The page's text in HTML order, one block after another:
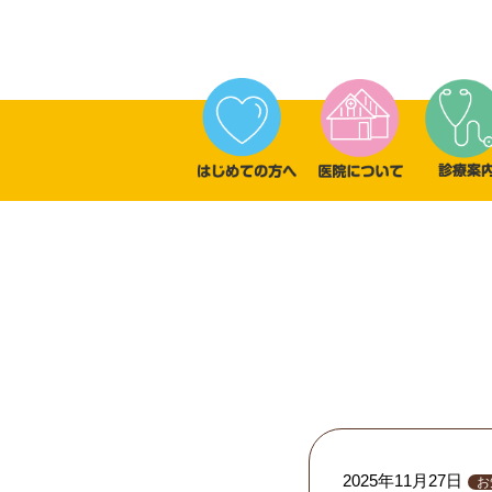
2025年11月27日